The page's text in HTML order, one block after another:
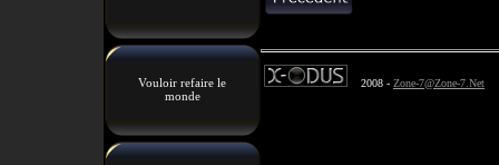
Vouloir refaire le
monde
2008 - Zone-7@Zone-7.Net